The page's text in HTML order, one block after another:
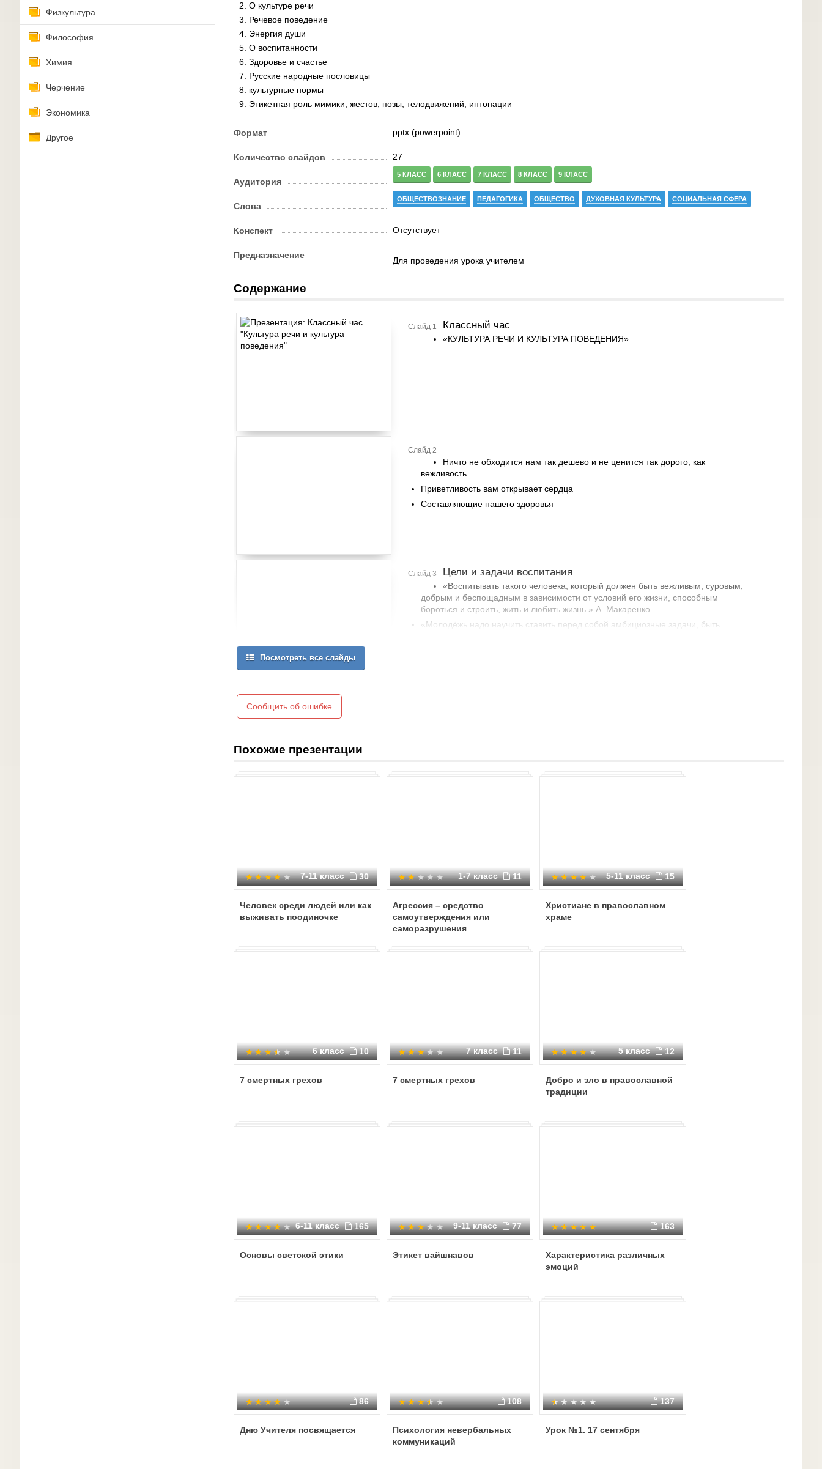
Физкультура
Философия
Химия
Черчение
Экономика
Другое
О культуре речи
Речевое поведение
Энергия души
О воспитанности
Здоровье и счастье
Русские народные пословицы
культурные нормы
Этикетная роль мимики, жестов, позы, телодвижений, интонации
Формат pptx (powerpoint)
Количество слайдов 27
Аудитория
5 КЛАСС 6 КЛАСС 7 КЛАСС 8 КЛАСС 9 КЛАСС
Слова
ОБЩЕСТВОЗНАНИЕ ПЕДАГОГИКА ОБЩЕСТВО ДУХОВНАЯ КУЛЬТУРА СОЦИАЛЬНАЯ СФЕРА
Конспект Отсутствует
Предназначение
Для проведения урока учителем
Содержание
Слайд 1 Классный час
«КУЛЬТУРА РЕЧИ И КУЛЬТУРА ПОВЕДЕНИЯ»
Слайд 2
Ничто не обходится нам так дешево и не ценится так дорого, как
вежливость
Приветливость вам открывает сердца
Составляющие нашего здоровья
Слайд 3 Цели и задачи воспитания
«Воспитывать такого человека, который должен быть вежливым, суровым,
добрым и беспощадным в зависимости от условий его жизни, способным
бороться и строить, жить и любить жизнь.» А. Макаренко.
«Молодёжь надо научить ставить перед собой амбициозные задачи, быть
Посмотреть все слайды
Сообщить об ошибке
Похожие презентации
7-11 класс 30
Человек среди людей или как
выживать поодиночке
1-7 класс 11
Агрессия – средство
самоутверждения или
саморазрушения
5-11 класс 15
Христиане в православном
храме
6 класс 10
7 смертных грехов
7 класс 11
7 смертных грехов
5 класс 12
Добро и зло в православной
традиции
6-11 класс 165
Основы светской этики
9-11 класс 77
Этикет вайшнавов
163
Характеристика различных
эмоций
86
Дню Учителя посвящается
108
Психология невербальных
коммуникаций
137
Урок №1. 17 сентября